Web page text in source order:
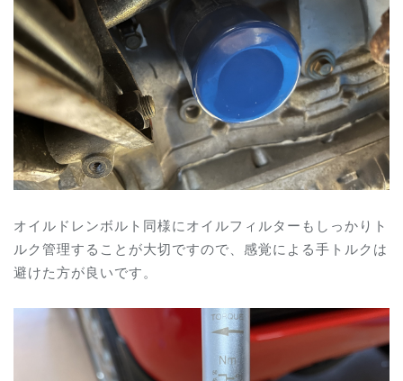
オイルドレンボルト同様にオイルフィルターもしっかりト
ルク管理することが大切ですので、感覚による手トルクは
避けた方が良いです。